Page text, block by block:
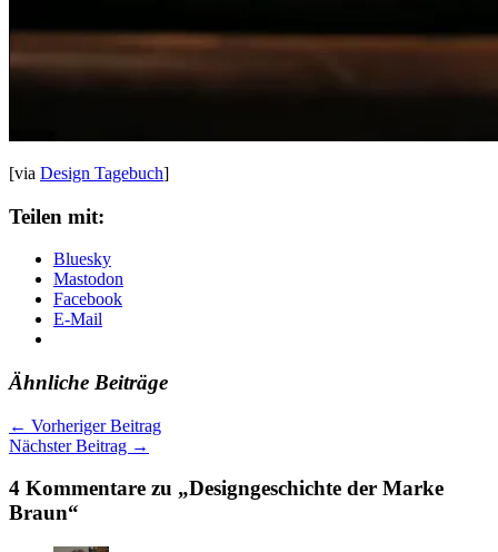
[via Design Tagebuch]
Teilen mit:
Bluesky
Mastodon
Facebook
E-Mail
Ähnliche Beiträge
← Vorheriger Beitrag
Nächster Beitrag →
4 Kommentare zu „Designgeschichte der Marke
Braun“